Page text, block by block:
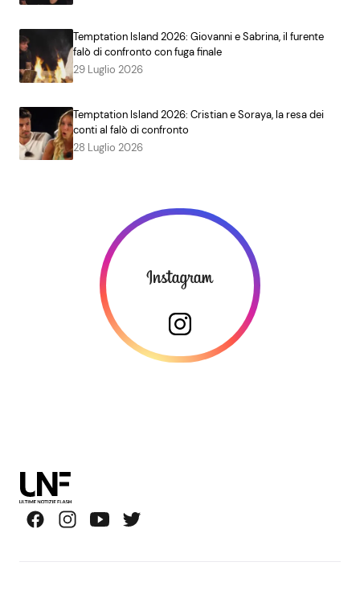
Temptation Island 2026: Giovanni e Sabrina, il furente
falò di confronto con fuga finale
29 Luglio 2026
Temptation Island 2026: Cristian e Soraya, la resa dei
conti al falò di confronto
28 Luglio 2026